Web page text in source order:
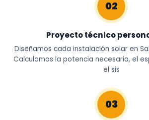
02
Proyecto técnico
Diseñamos cada instalación solar en
Calculamos la potencia necesaria, el
el sis
03